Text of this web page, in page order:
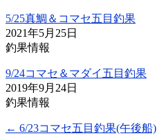
5/25真鯛＆コマセ五目釣果
2021年5月25日
釣果情報
9/24コマセ＆マダイ五目釣果
2019年9月24日
釣果情報
← 6/23コマセ五目釣果(午後船)